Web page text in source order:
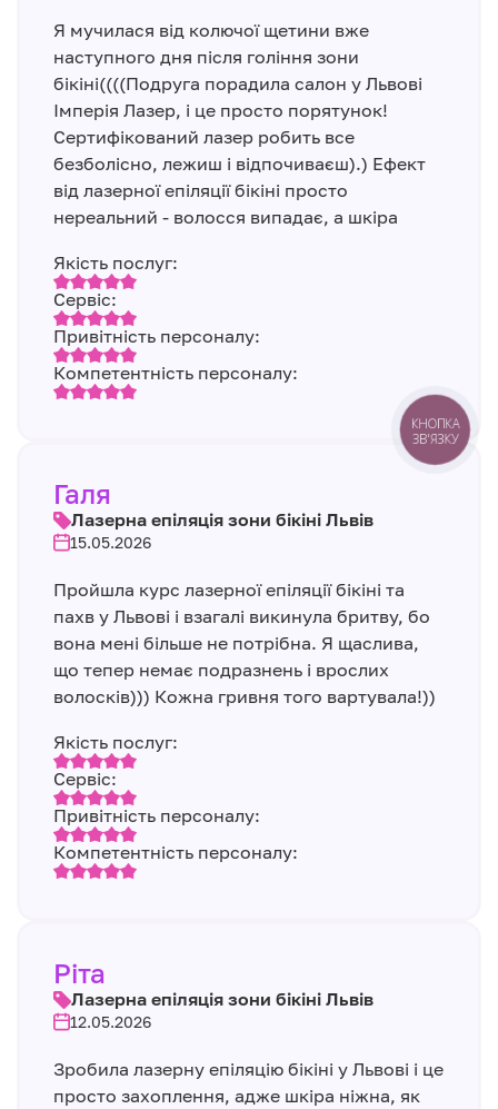
Я мучилася від колючої щетини вже
наступного дня після гоління зони
бікіні((((Подруга порадила салон у Львові
Імперія Лазер, і це просто порятунок!
Сертифікований лазер робить все
безболісно, ​​лежиш і відпочиваєш).) Ефект
від лазерної епіляції бікіні просто
нереальний - волосся випадає, а шкіра
Якість послуг:
Сервіс:
Привітність персоналу:
Компетентність персоналу:
Галя
Лазерна епіляція зони бікіні Львів
15.05.2026
Пройшла курс лазерної епіляції бікіні та
пахв у Львові і взагалі викинула бритву, бо
вона мені більше не потрібна. Я щаслива,
що тепер немає подразнень і врослих
волосків))) Кожна гривня того вартувала!))
Якість послуг:
Сервіс:
Привітність персоналу:
Компетентність персоналу:
Ріта
Лазерна епіляція зони бікіні Львів
12.05.2026
Зробила лазерну епіляцію бікіні у Львові і це
просто захоплення, адже шкіра ніжна, як
КНОПКА
ЗВ'ЯЗКУ